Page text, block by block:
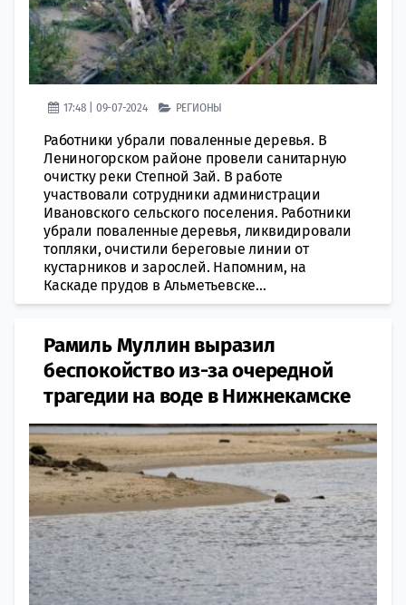
17:48 | 09-07-2024 РЕГИОНЫ
Работники убрали поваленные деревья. В
Лениногорском районе провели санитарную
очистку реки Степной Зай. В работе
участвовали сотрудники администрации
Ивановского сельского поселения. Работники
убрали поваленные деревья, ликвидировали
топляки, очистили береговые линии от
кустарников и зарослей. Напомним, на
Каскаде прудов в Альметьевске...
Рамиль Муллин выразил
беспокойство из-за очередной
трагедии на воде в Нижнекамске